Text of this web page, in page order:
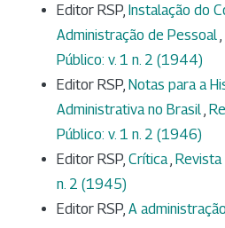
Editor RSP, Instalação do
Administração de Pessoal,
Público: v. 1 n. 2 (1944)
Editor RSP, Notas para a
Administrativa no Brasil,
Público: v. 1 n. 2 (1946)
Editor RSP, Crítica,
n. 2 (1945)
Editor RSP, A